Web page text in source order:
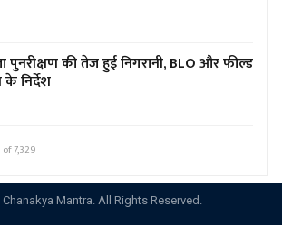
पुनरीक्षण की तेज हुई निगरानी, BLO और फील्ड
के निर्देश
of 7,329
Mantra. All Rights Reserved.